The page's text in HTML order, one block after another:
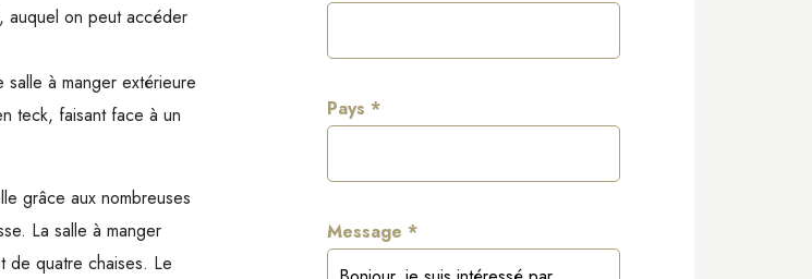
auquel on peut accéder
salle à manger extérieure
teck, faisant face à un
grâce aux nombreuses
La salle à manger
de quatre chaises. Le
Pays *
Message *